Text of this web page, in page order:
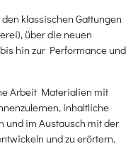
klassischen Gattungen
über die neuen
hin zur Performance und
Arbeit Materialien mit
inhaltliche
und im Austausch mit der
und zu erörtern.